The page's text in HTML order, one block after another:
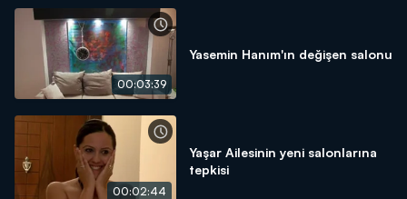
00:03:39
Yasemin Hanım'ın değişen salonu
00:02:44
Yaşar Ailesinin yeni salonlarına
tepkisi